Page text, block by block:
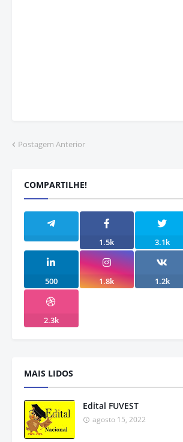
Postagem Anterior
COMPARTILHE!
1.5k 3.1k
500 1.8k 1.2k
2.3k
MAIS LIDOS
Edital FUVEST
agosto 15, 2022